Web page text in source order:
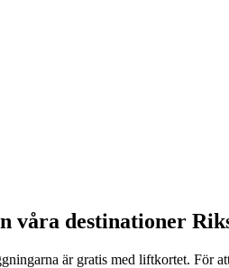
våra destinationer
är gratis med liftkortet.